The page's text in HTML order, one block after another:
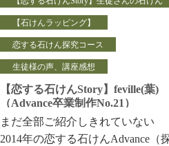
【石けんラッピング】
恋する石けん探究コース
生徒様の声、講座感想
【恋する石けんStory】feville(葉)
（Advance卒業制作No.21）
まだ全部ご紹介しきれていない
2014年の恋する石けんAdvance（